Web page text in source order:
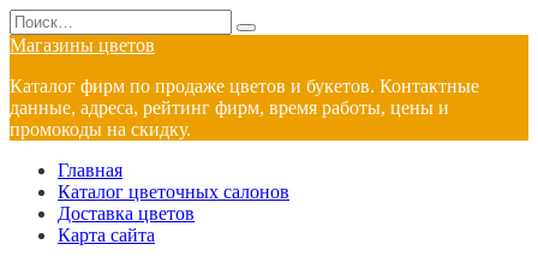
Перейти
к
содержанию
Search
for:
Магазины цветов
Каталог фирм по продаже цветов и букетов. Контактные
данные, адреса, рейтинг фирм, время работы, цены и
промокоды на скидку.
Главная
Каталог цветочных салонов
Доставка цветов
Карта сайта